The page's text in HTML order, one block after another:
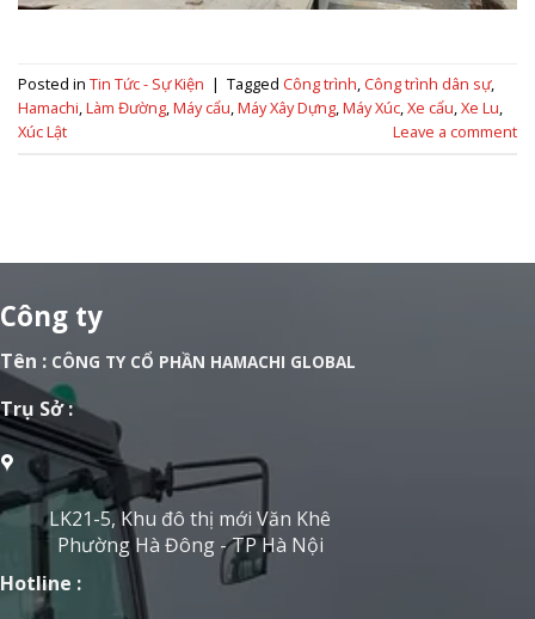
Posted in Tin Tức - Sự Kiện | Tagged Công trình,Công trình dân sự,
Hamachi,Làm Đường,Máy cẩu,Máy Xây Dựng,Máy Xúc,Xe cẩu,Xe Lu,
Xúc Lật
Leave a comment
Công ty
Tên : CÔNG TY CỔ PHẦN HAMACHI GLOBAL
Trụ Sở :
LK21-5, Khu đô thị mới Văn Khê
Phường Hà Đông - TP Hà Nội
Hotline :